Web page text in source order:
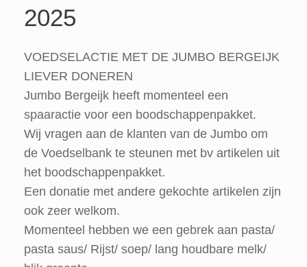
2025
VOEDSELACTIE MET DE JUMBO BERGEIJK
LIEVER DONEREN
Jumbo Bergeijk heeft momenteel een
spaaractie voor een boodschappenpakket.
Wij vragen aan de klanten van de Jumbo om
de Voedselbank te steunen met bv artikelen uit
het boodschappenpakket.
Een donatie met andere gekochte artikelen zijn
ook zeer welkom.
Momenteel hebben we een gebrek aan pasta/
pasta saus/ Rijst/ soep/ lang houdbare melk/